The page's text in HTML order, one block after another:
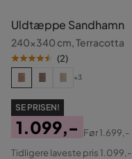
Uldtæppe Sandhamn
240x340 cm, Terracotta
(2)
+3
SE PRISEN!
Pris
1.099,-
Original
Før1.699,-
Tidligere laveste pris 1.099,-